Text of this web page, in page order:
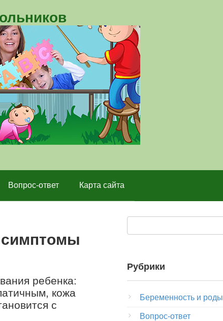
Вопрос-ответ Карта сайта
симптомы
ребенка:
кожа
с
Рубрики
Беременность и роды
Вопрос-ответ